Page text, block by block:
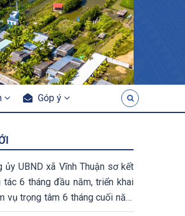
Góp ý
ủy UBND xã Vĩnh Thuận sơ kết
tác 6 tháng đầu năm, triển khai
vụ trọng tâm 6 tháng cuối năm